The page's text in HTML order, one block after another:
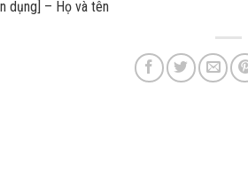
dụng] – Họ và tên